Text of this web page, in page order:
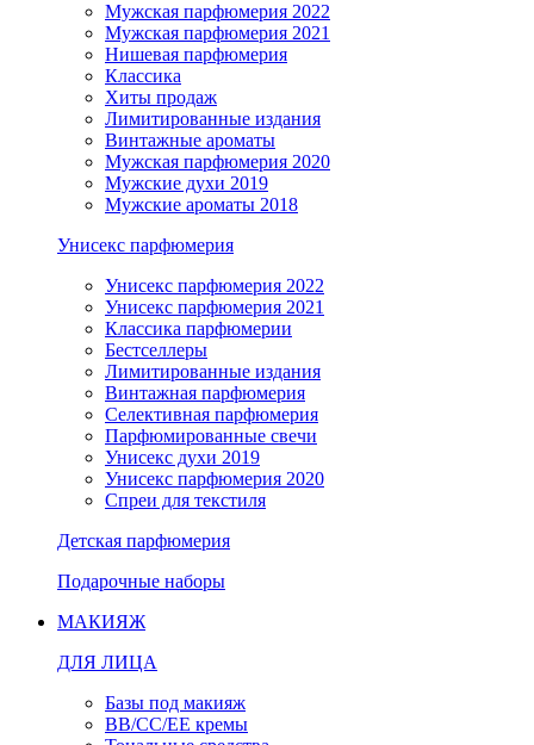
Мужская парфюмерия 2022
Мужская парфюмерия 2021
Нишевая парфюмерия
Классика
Хиты продаж
Лимитированные издания
Винтажные ароматы
Мужская парфюмерия 2020
Мужские духи 2019
Мужские ароматы 2018
Унисекс парфюмерия
Унисекс парфюмерия 2022
Унисекс парфюмерия 2021
Классика парфюмерии
Бестселлеры
Лимитированные издания
Винтажная парфюмерия
Селективная парфюмерия
Парфюмированные свечи
Унисекс духи 2019
Унисекс парфюмерия 2020
Спреи для текстиля
Детская парфюмерия
Подарочные наборы
МАКИЯЖ
ДЛЯ ЛИЦА
Базы под макияж
BB/CC/EE кремы